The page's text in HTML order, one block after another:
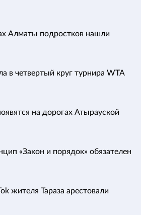
Алматы подростков нашли
в четвертый круг турнира WTA
на дорогах Атырауской
«Закон и порядок» обязателен
жителя Тараза арестовали